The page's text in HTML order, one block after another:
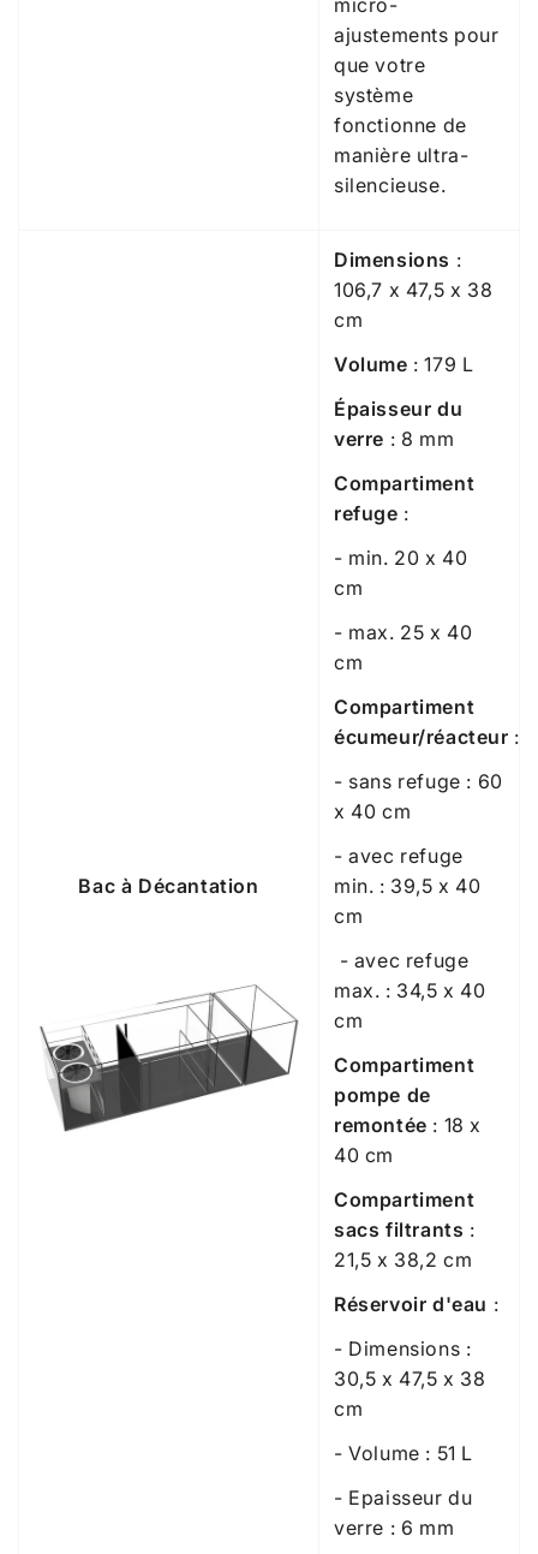
micro-
ajustements pour
que votre
système
fonctionne de
manière ultra-
silencieuse.
Bac à Décantation
Dimensions :
106,7 x 47,5 x 38
cm
Volume : 179 L
Épaisseur du
verre : 8 mm
Compartiment
refuge :
- min. 20 x 40
cm
- max. 25 x 40
cm
Compartiment
écumeur/réacteur :
- sans refuge : 60
x 40 cm
- avec refuge
min. : 39,5 x 40
cm
- avec refuge
max. : 34,5 x 40
cm
Compartiment
pompe de
remontée : 18 x
40 cm
Compartiment
sacs filtrants :
21,5 x 38,2 cm
Réservoir d'eau :
- Dimensions :
30,5 x 47,5 x 38
cm
- Volume : 51 L
- Epaisseur du
verre : 6 mm